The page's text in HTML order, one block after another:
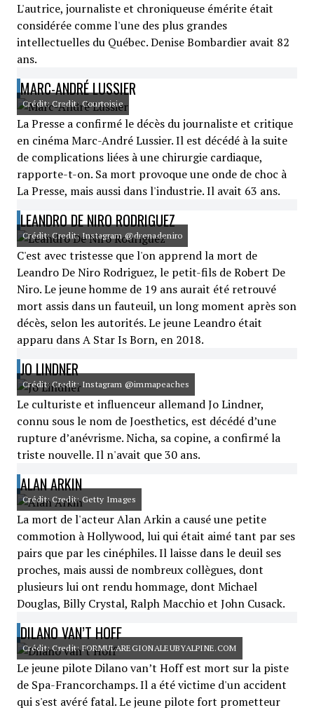
L'autrice, journaliste et chroniqueuse émérite était
considérée comme l'une des plus grandes
intellectuelles du Québec. Denise Bombardier avait 82
ans.
MARC-ANDRÉ LUSSIER
Crédit: Credit: Courtoisie
La Presse a confirmé le décès du journaliste et critique
en cinéma Marc-André Lussier. Il est décédé à la suite
de complications liées à une chirurgie cardiaque,
rapporte-t-on. Sa mort provoque une onde de choc à
La Presse, mais aussi dans l'industrie. Il avait 63 ans.
LEANDRO DE NIRO RODRIGUEZ
Crédit: Credit: Instagram @drenadeniro
C'est avec tristesse que l'on apprend la mort de
Leandro De Niro Rodriguez, le petit-fils de Robert De
Niro. Le jeune homme de 19 ans aurait été retrouvé
mort assis dans un fauteuil, un long moment après son
décès, selon les autorités. Le jeune Leandro était
apparu dans A Star Is Born, en 2018.
JO LINDNER
Crédit: Credit: Instagram @immapeaches
Le culturiste et influenceur allemand Jo Lindner,
connu sous le nom de Joesthetics, est décédé d’une
rupture d’anévrisme. Nicha, sa copine, a confirmé la
triste nouvelle. Il n'avait que 30 ans.
ALAN ARKIN
Crédit: Credit: Getty Images
La mort de l'acteur Alan Arkin a causé une petite
commotion à Hollywood, lui qui était aimé tant par ses
pairs que par les cinéphiles. Il laisse dans le deuil ses
proches, mais aussi de nombreux collègues, dont
plusieurs lui ont rendu hommage, dont Michael
Douglas, Billy Crystal, Ralph Macchio et John Cusack.
DILANO VAN’T HOFF
Crédit: Credit: FORMULAREGIONALEUBYALPINE.COM
Le jeune pilote Dilano van’t Hoff est mort sur la piste
de Spa-Francorchamps. Il a été victime d'un accident
qui s'est avéré fatal. Le jeune pilote fort prometteur